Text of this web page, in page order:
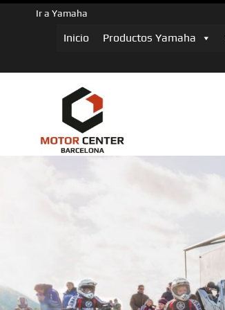
Ir a Yamaha
Inicio Productos Yamaha